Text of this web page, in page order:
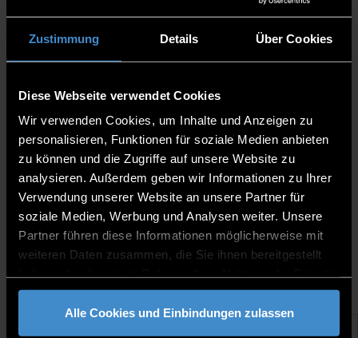
Zustimmung Details Über Cookies
Diese Webseite verwendet Cookies
Wir verwenden Cookies, um Inhalte und Anzeigen zu
personalisieren, Funktionen für soziale Medien anbieten
zu können und die Zugriffe auf unsere Website zu
analysieren. Außerdem geben wir Informationen zu Ihrer
Verwendung unserer Website an unsere Partner für
soziale Medien, Werbung und Analysen weiter. Unsere
Partner führen diese Informationen möglicherweise mit
weiteren Daten zusammen, die Sie ihnen bereitgestellt
gesammelt haben.
Alle Cookies und Einbindungen zulassen
Vielfalt verbindet. Auch im Studium.
Ob Hausarbeit, Projekt oder persönliches Interesse – im
OPAC findest du digitale Ressourcen
und Literatur zu Themen wie: LGBTQ+, Diversity
Management, Queer-Theorie und Vielfalt.
Aber auch zu den Schattenseiten des Themas mit
Schlagwörtern wie Homophobie,
Transphobie oder Queerfeindlichkeit.
Hier geht's zum Poster.